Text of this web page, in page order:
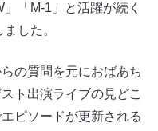
「M-1」と活躍が続く
した。
の質問を元におばあち
ト出演ライブの見どこ
ピソードが更新される